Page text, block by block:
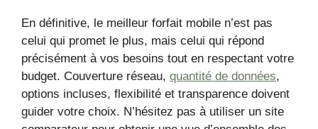
En définitive, le meilleur forfait mobile n’est pas
celui qui promet le plus, mais celui qui répond
précisément à vos besoins tout en respectant votre
budget. Couverture réseau, quantité de données,
options incluses, flexibilité et transparence doivent
guider votre choix. N’hésitez pas à utiliser un site